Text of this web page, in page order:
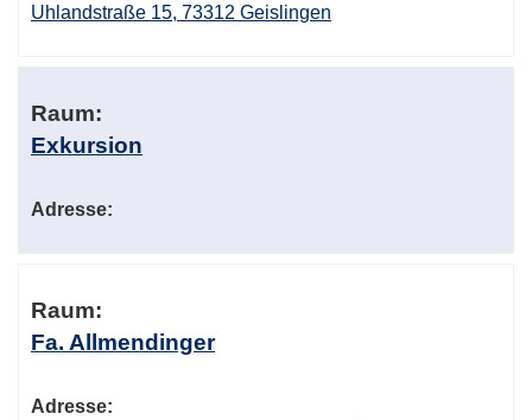
Uhlandstraße 15, 73312 Geislingen
Raum:
Exkursion
Adresse:
Raum:
Fa. Allmendinger
Adresse: